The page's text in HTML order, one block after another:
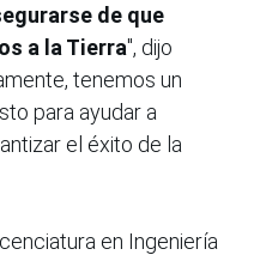
de que
a la Tierra", dijo
tenemos un
para ayudar a
el éxito de la
en Ingeniería